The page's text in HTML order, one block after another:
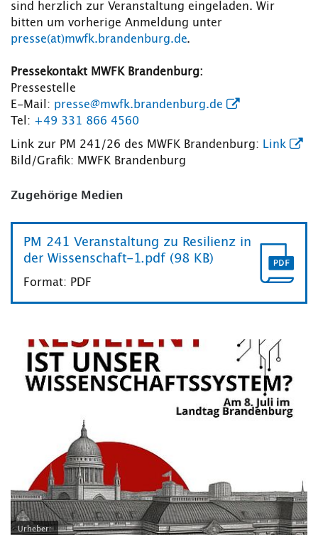
sind herzlich zur Veranstaltung eingeladen. Wir
bitten um vorherige Anmeldung unter
presse(at)mwfk.brandenburg.de.
Pressekontakt MWFK Brandenburg:
Pressestelle
E-Mail: presse@mwfk.brandenburg.de
Tel: +49 331 866 4560
Link zur PM 241/26 des MWFK Brandenburg: Link
Bild/Grafik: MWFK Brandenburg
Zugehörige Medien
PM 241 Veranstaltung zu Resilienz in
der Wissenschaft-1.pdf (98 KB)
Format: PDF
Urheber: